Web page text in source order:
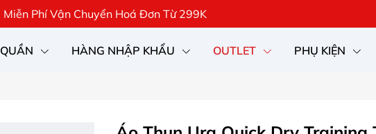
Miễn Phí Vận Chuyển Hoá Đơn Từ 299K
QUẦN HÀNG NHẬP KHẨU OUTLET PHỤ KIỆN